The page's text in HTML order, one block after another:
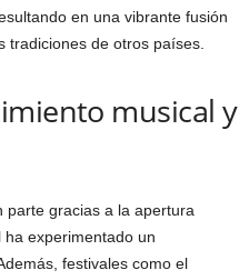
en una vibrante fusión
tradiciones de otros países.
musical y
parte gracias a la apertura
experimentado un
festivales como el